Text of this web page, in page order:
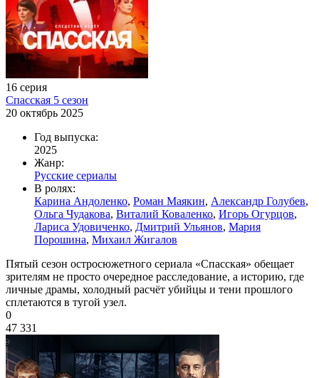
16 серия
Спасская 5 сезон
20 октябрь 2025
Год выпуска:
2025
Жанр:
Русские сериалы
В ролях:
Карина Андоленко, Роман Маякин, Александр Голубев,
Ольга Чудакова, Виталий Коваленко, Игорь Огурцов,
Лариса Удовиченко, Дмитрий Ульянов, Мария
Порошина, Михаил Жигалов
Пятый сезон остросюжетного сериала «Спасская» обещает
зрителям не просто очередное расследование, а историю, где
личные драмы, холодный расчёт убийцы и тени прошлого
сплетаются в тугой узел.
0
47 331